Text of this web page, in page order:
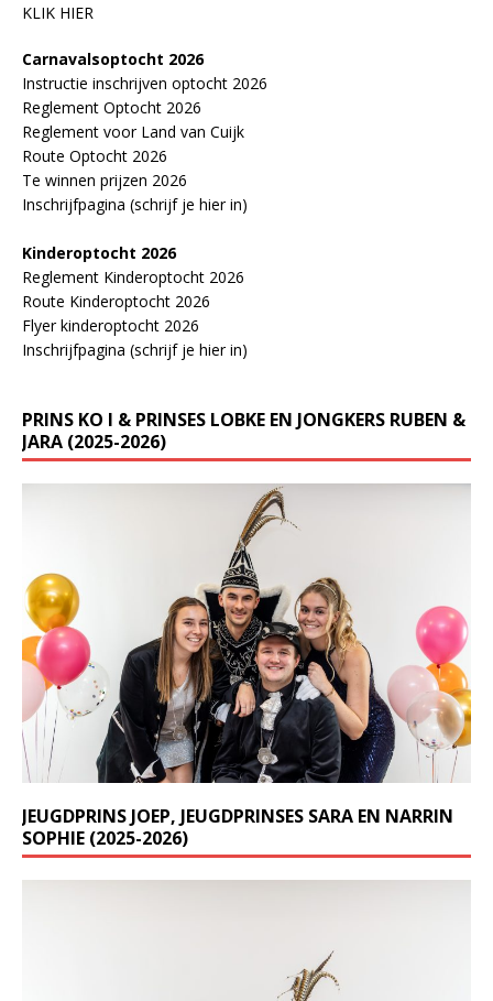
KLIK HIER
Carnavalsoptocht 2026
Instructie inschrijven optocht 2026
Reglement Optocht 2026
Reglement voor Land van Cuijk
Route Optocht 2026
Te winnen prijzen 2026
Inschrijfpagina (schrijf je hier in)
Kinderoptocht 2026
Reglement Kinderoptocht 2026
Route Kinderoptocht 2026
Flyer kinderoptocht 2026
Inschrijfpagina (schrijf je hier in)
PRINS KO I & PRINSES LOBKE EN JONGKERS RUBEN &
JARA (2025-2026)
JEUGDPRINS JOEP, JEUGDPRINSES SARA EN NARRIN
SOPHIE (2025-2026)